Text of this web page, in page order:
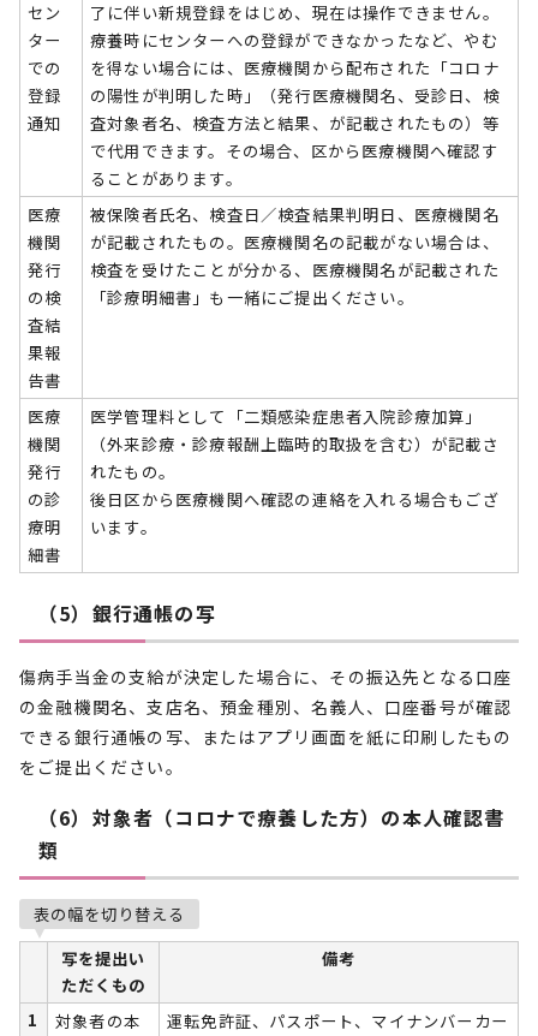
セン
ター
での
登録
通知
了に伴い新規登録をはじめ、現在は操作できません。
療養時にセンターへの登録ができなかったなど、やむ
を得ない場合には、医療機関から配布された「コロナ
の陽性が判明した時」（発行医療機関名、受診日、検
査対象者名、検査方法と結果、が記載されたもの）等
で代用できます。その場合、区から医療機関へ確認す
ることがあります。
医療
機関
発行
の検
査結
果報
告書
被保険者氏名、検査日／検査結果判明日、医療機関名
が記載されたもの。医療機関名の記載がない場合は、
検査を受けたことが分かる、医療機関名が記載された
「診療明細書」も一緒にご提出ください。
医療
機関
発行
の診
療明
細書
医学管理料として「二類感染症患者入院診療加算」
（外来診療・診療報酬上臨時的取扱を含む）が記載さ
れたもの。
後日区から医療機関へ確認の連絡を入れる場合もござ
います。
（5）銀行通帳の写
傷病手当金の支給が決定した場合に、その振込先となる口座
の金融機関名、支店名、預金種別、名義人、口座番号が確認
できる銀行通帳の写、またはアプリ画面を紙に印刷したもの
をご提出ください。
（6）対象者（コロナで療養した方）の本人確認書
類
表の幅を切り替える
写を提出い
ただくもの
備考
1
対象者の本
運転免許証、パスポート、マイナンバーカー